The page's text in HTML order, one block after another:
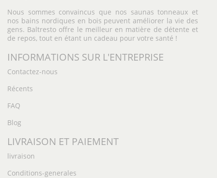
Nous sommes convaincus que nos saunas tonneaux et
nos bains nordiques en bois peuvent améliorer la vie des
gens. Baltresto offre le meilleur en matière de détente et
de repos, tout en étant un cadeau pour votre santé !
INFORMATIONS SUR L'ENTREPRISE
Contactez-nous
Récents
FAQ
Blog
LIVRAISON ET PAIEMENT
livraison
Conditions-generales